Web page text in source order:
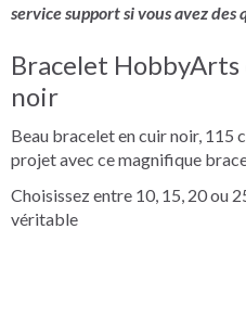
service support si vous avez des
Bracelet HobbyArts
noir
Beau bracelet en cuir noir, 115
projet avec ce magnifique
Choisissez entre 10, 15, 20 ou
véritable